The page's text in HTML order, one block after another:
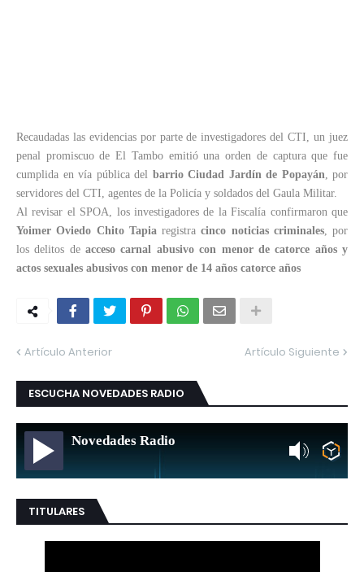
Recaudadas las evidencias por parte de investigadores del CTI, un juez
penal promiscuo de El Tambo emitió una orden de captura que fue
cumplida en vía pública del barrio Ciudad Jardín de Popayán, por
servidores del CTI, agentes de la Policía y soldados del Gaula Militar.
Al revisar el SPOA, los investigadores de la Fiscalía confirmaron que
Yoimer Oviedo Chito Tapiaregistracinco noticias criminales, por
los delitos deacceso carnal abusivo con menor de catorce años y
actos sexuales abusivos con menor de 14 años catorce años
Artículo Anterior Artículo Siguiente
ESCUCHA NOVEDADES RADIO
Novedades Radio
TITULARES